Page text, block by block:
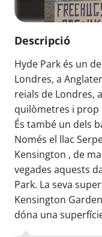
Descripció
Hyde Park és un
Londres, a
reials de Londres,
quilòmetres i
És també un dels
Només el llac
Kensington , de
vegades aquests
Park. La seva
Kensington
dóna una